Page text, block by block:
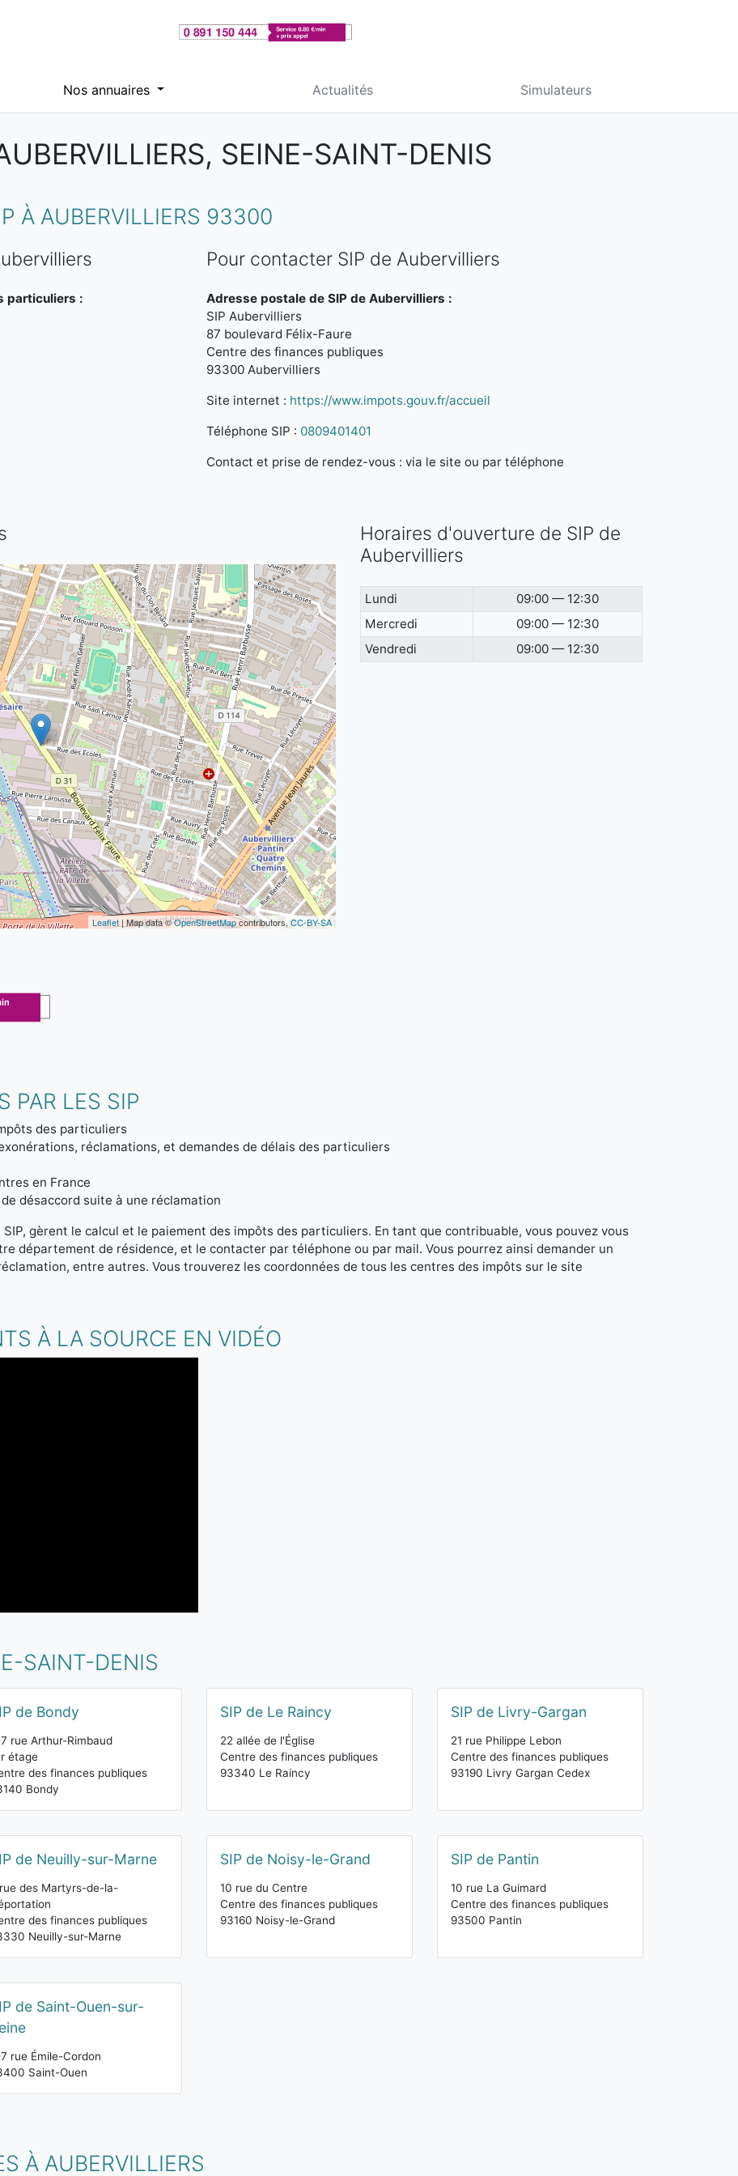
Nos annuaires Actualités Simulateurs
SEINE-SAINT-DENIS
À AUBERVILLIERS 93300
particuliers :
Pour contacter SIP de Aubervilliers
Adresse postale de SIP de Aubervilliers :
SIP Aubervilliers
87 boulevard Félix-Faure
Centre des finances publiques
93300 Aubervilliers
Site internet : https://www.impots.gouv.fr/accueil
Téléphone SIP : 0809401401
Contact et prise de rendez-vous : via le site ou par téléphone
Leaflet | Map data ©OpenStreetMapcontributors,CC-BY-SA
Horaires d'ouverture de SIP de
Aubervilliers
Lundi
09:00 — 12:30
Mercredi
09:00 — 12:30
Vendredi
09:00 — 12:30
PAR LES SIP
des particuliers
réclamations, et demandes de délais des particuliers
en France
désaccord suite à une réclamation
gèrent le calcul et le paiement des impôts des particuliers. En tant que contribuable, vous pouvez vous
département de résidence, et le contacter par téléphone ou par mail. Vous pourrez ainsi demander un
entre autres. Vous trouverez les coordonnées de tous les centres des impôts sur le site
À LA SOURCE EN VIDÉO
SAINT-DENIS
de Bondy
rue Arthur-Rimbaud
étage
des finances publiques
Bondy
SIP de Le Raincy
22 allée de l'Église
Centre des finances publiques
93340 Le Raincy
SIP de Livry-Gargan
21 rue Philippe Lebon
Centre des finances publiques
93190 Livry Gargan Cedex
de Neuilly-sur-Marne
des Martyrs-de-la-
des finances publiques
Neuilly-sur-Marne
SIP de Noisy-le-Grand
10 rue du Centre
Centre des finances publiques
93160 Noisy-le-Grand
SIP de Pantin
10 rue La Guimard
Centre des finances publiques
93500 Pantin
de Saint-Ouen-sur-
rue Émile-Cordon
Saint-Ouen
À AUBERVILLIERS